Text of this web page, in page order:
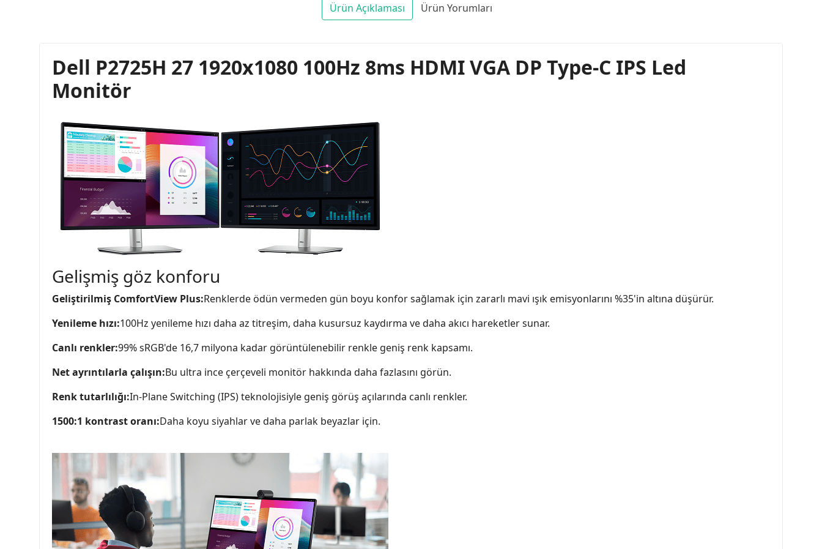
Ürün Açıklaması Ürün Yorumları
Dell P2725H 27 1920x1080 100Hz 8ms HDMI VGA DP Type-C IPS Led
Monitör
Gelişmiş göz konforu
Geliştirilmiş ComfortView Plus:Renklerde ödün vermeden gün boyu konfor sağlamak için zararlı mavi ışık emisyonlarını %35'in altına düşürür.
Yenileme hızı:100Hz yenileme hızı daha az titreşim, daha kusursuz kaydırma ve daha akıcı hareketler sunar.
Canlı renkler:99% sRGB'de 16,7 milyona kadar görüntülenebilir renkle geniş renk kapsamı.
Net ayrıntılarla çalışın:Bu ultra ince çerçeveli monitör hakkında daha fazlasını görün.
Renk tutarlılığı:In-Plane Switching (IPS) teknolojisiyle geniş görüş açılarında canlı renkler.
1500:1 kontrast oranı:Daha koyu siyahlar ve daha parlak beyazlar için.